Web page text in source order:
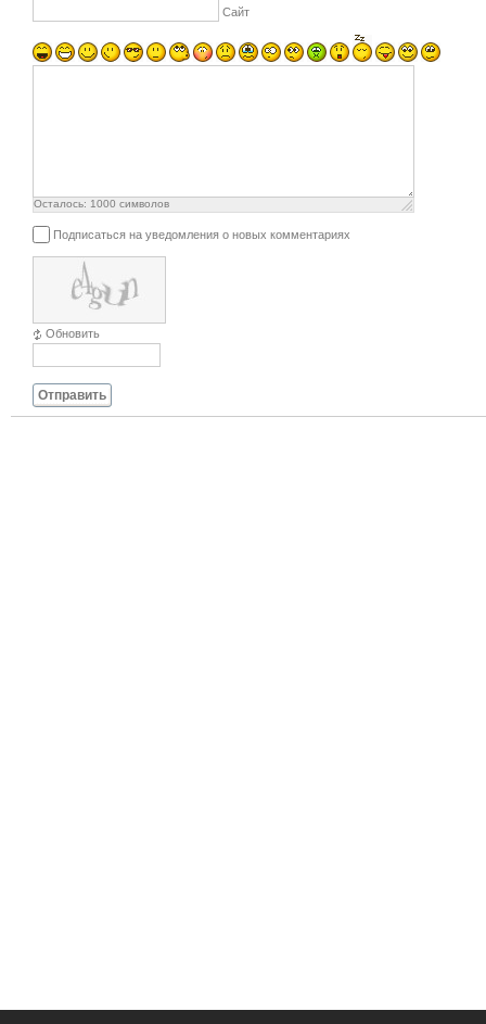
Сайт
Осталось: 1000 символов
Подписаться на уведомления о новых комментариях
Обновить
Отправить